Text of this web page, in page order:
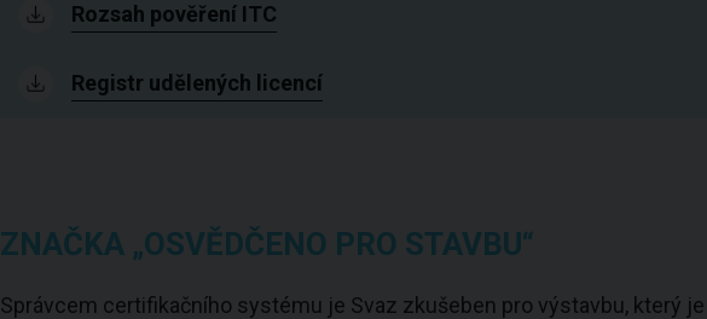
Rozsah pověření ITC
Registr udělených licencí
ZNAČKA „OSVĚDČENO PRO STAVBU“
Správcem certifikačního systému je Svaz zkušeben pro výstavbu, který